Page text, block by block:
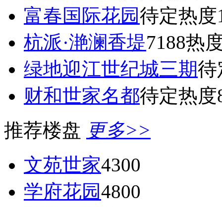
富春国际花园待定热度
杭派·滟澜香堤7188热
绿地迎江世纪城三期待
财和世家名都待定热度
推荐楼盘 更多>>
文苑世家4300
学府花园4800